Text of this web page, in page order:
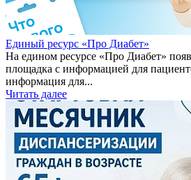
Единый ресурс «Про Диабет»
На едином ресурсе «Про Диабет»
площадка с информацией для
информация для...
Читать далее